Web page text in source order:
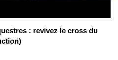
: revivez le cross du